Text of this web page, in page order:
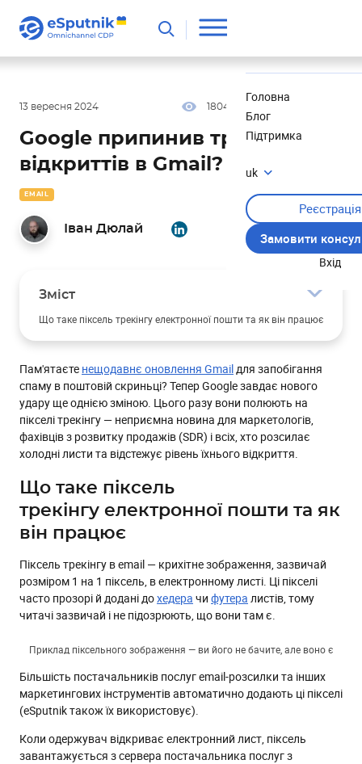
Головна
Блог
Підтримка
uk
Реєстрація
Замовити
Вхід
13 вересня 2024 1804
EMAIL
Google припинив трекінг
відкриттів в Gmail?
Іван Дюлай
Зміст
Що таке піксель трекінгу електронної пошти та як він працює
Останні зміни в пікселях трекінгу від Google
Що робити email-маркетологам
Пам'ятаєте нещодавнє оновлення Gmailдля запобігання
спаму в поштовій скриньці? Тепер Google завдає нового
удару ще однією зміною. Цього разу вони полюють на
пікселі трекінгу — неприємна новина для маркетологів,
фахівців з розвитку продажів (SDR) і всіх, хто розсилає
холодні листи та відстежує рівень їхнього відкриття.
Що таке піксель
трекінгу електронної пошти та як
він працює
Піксель трекінгу в email — крихітне зображення, зазвичай
розміром 1 на 1 піксель, в електронному листі. Ці пікселі
часто прозорі й додані дохедера чи футера листів, тому
читачі зазвичай і не підозрюють, що вони там є.
Приклад піксельного зображення — ви його не бачите, але воно є
Більшість постачальників послуг email-розсилки та інших
маркетингових інструментів автоматично додають ці пікселі
(eSputnik також їх використовує).
Коли одержувач відкриває електронний лист, піксель
завантажується з сервера постачальника послуг з